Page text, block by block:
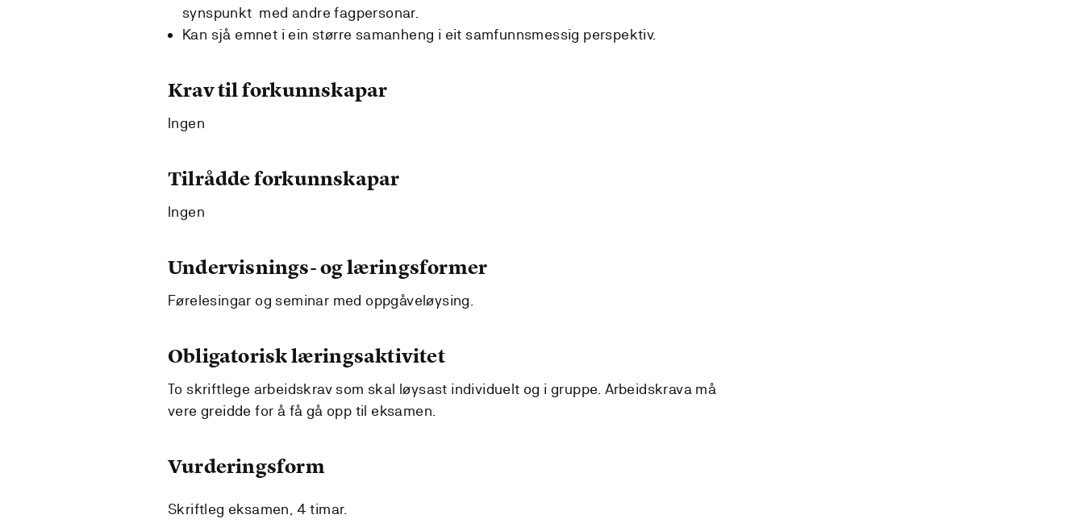
synspunkt med andre fagpersonar.
Kan sjå emnet i ein større samanheng i eit samfunnsmessig perspektiv.
Krav til forkunnskapar
Ingen
Tilrådde forkunnskapar
Ingen
Undervisnings- og læringsformer
Førelesingar og seminar med oppgåveløysing.
Obligatorisk læringsaktivitet
To skriftlege arbeidskrav som skal løysast individuelt og i gruppe. Arbeidskrava må
vere greidde for å få gå opp til eksamen.
Vurderingsform
Skriftleg eksamen, 4 timar.